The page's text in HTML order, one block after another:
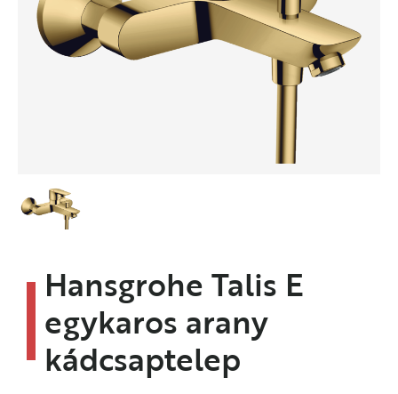
Hansgrohe Talis E
egykaros arany
kádcsaptelep